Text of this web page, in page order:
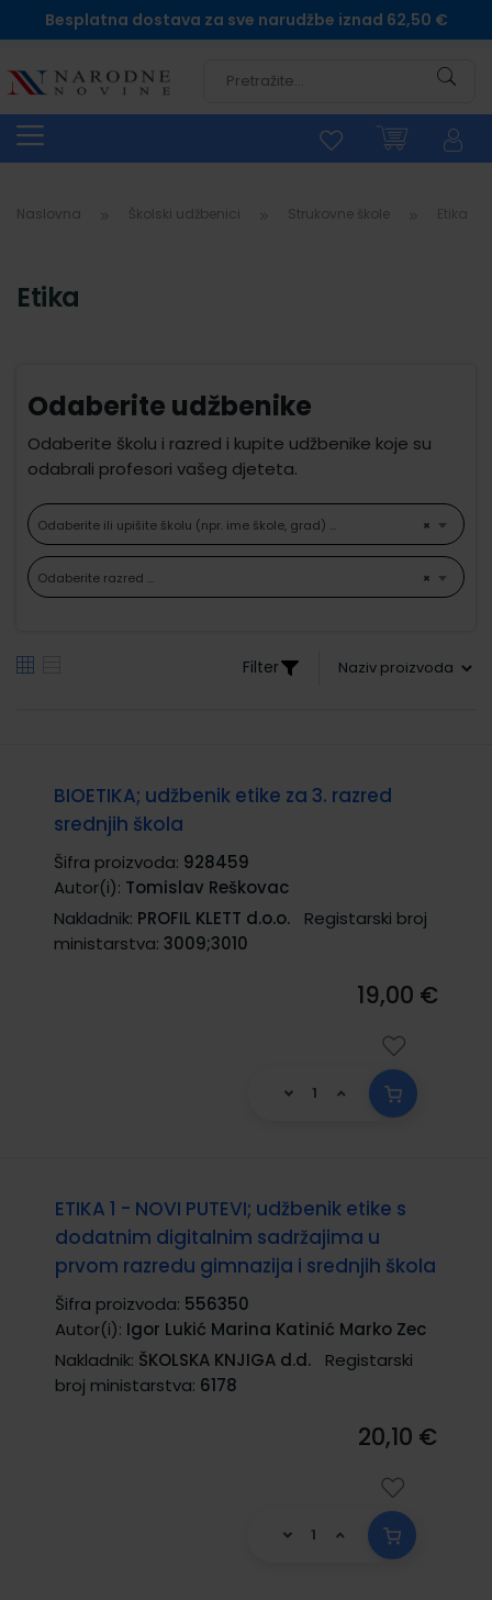
Besplatna dostava za sve narudžbe iznad 62,50 €
Naslovna Školski udžbenici Strukovne škole
Etika
Odaberite udžbenike
Odaberite školu i razred i kupite udžbenike koje su
odabrali profesori vašeg djeteta.
×
Odaberite ili upišite školu (npr. ime škole, grad) ...
×
Odaberite razred ...
Filter
BIOETIKA; udžbenik etike za 3. razred
srednjih škola
Šifra proizvoda: 928459
Autor(i): Tomislav Reškovac
Nakladnik: PROFIL KLETT d.o.o.
Registarski broj
ministarstva: 3009;3010
19,00 €
ETIKA 1 - NOVI PUTEVI; udžbenik etike s
dodatnim digitalnim sadržajima u
prvom razredu gimnazija i srednjih škola
Šifra proizvoda: 556350
Autor(i): Igor Lukić Marina Katinić Marko Zec
Nakladnik: ŠKOLSKA KNJIGA d.d.
Registarski
broj ministarstva: 6178
20,10 €